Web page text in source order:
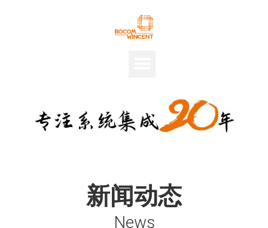
新闻动态
News